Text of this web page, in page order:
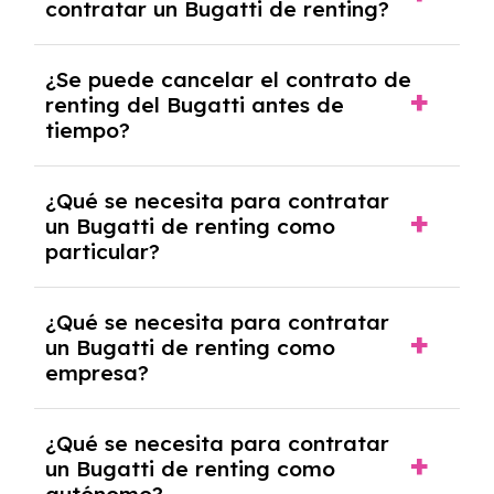
incluido dentro de las cuotas mensuales.
contratar un Bugatti de renting?
tendrás que pagar ningún tipo de entrada
salvo en casos que lo exija el proveedor
debido al resultado del estudio de viabilidad
económica.
¿Se puede cancelar el contrato de
renting del Bugatti antes de
tiempo?
pero puede haber penalizaciones por
cancelación anticipada. Es importante revisar
las condiciones del contrato y hablar con un
experto que te asesore.
¿Qué se necesita para contratar
un Bugatti de renting como
particular?
y, en algunos casos, una consulta de solvencia
crediticia y un pago inicial.
¿Qué se necesita para contratar
un Bugatti de renting como
empresa?
documentación financiera y, en algunos
casos, un informe de solvencia de la empresa
¿Qué se necesita para contratar
un Bugatti de renting como